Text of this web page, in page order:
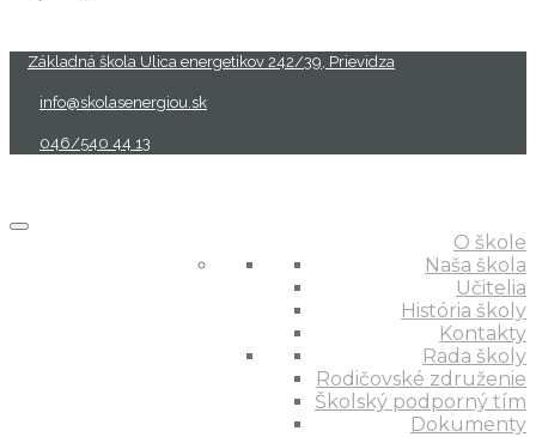
Základná škola Ulica energetikov 242/39, Prievidza
info@skolasenergiou.sk
046/540 44 13
O škole
Naša škola
Učitelia
História školy
Kontakty
Rada školy
Rodičovské združenie
Školský podporný tím
Dokumenty